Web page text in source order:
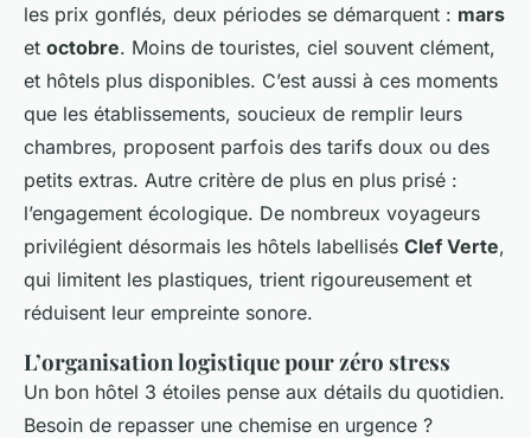
les prix gonflés, deux périodes se démarquent : mars
et octobre. Moins de touristes, ciel souvent clément,
et hôtels plus disponibles. C’est aussi à ces moments
que les établissements, soucieux de remplir leurs
chambres, proposent parfois des tarifs doux ou des
petits extras. Autre critère de plus en plus prisé :
l’engagement écologique. De nombreux voyageurs
privilégient désormais les hôtels labellisés Clef Verte,
qui limitent les plastiques, trient rigoureusement et
réduisent leur empreinte sonore.
L’organisation logistique pour zéro stress
Un bon hôtel 3 étoiles pense aux détails du quotidien.
Besoin de repasser une chemise en urgence ?